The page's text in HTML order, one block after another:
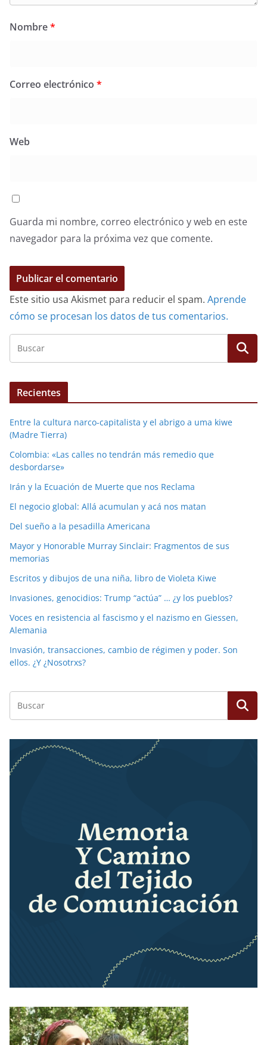
Nombre*
Correo electrónico *
Web
Guarda mi nombre, correo electrónico y web en este
navegador para la próxima vez que comente.
Este sitio usa Akismet para reducir el spam. Aprende
cómo se procesan los datos de tus comentarios.
Recientes
Entre la cultura narco-capitalista y el abrigo a uma kiwe
(Madre Tierra)
Colombia: «Las calles no tendrán más remedio que
desbordarse»
Irán y la Ecuación de Muerte que nos Reclama
El negocio global: Allá acumulan y acá nos matan
Del sueño a la pesadilla Americana
Mayor y Honorable Murray Sinclair: Fragmentos de sus
memorias
Escritos y dibujos de una niña, libro de Violeta Kiwe
Invasiones, genocidios: Trump “actúa” … ¿y los pueblos?
Voces en resistencia al fascismo y el nazismo en Giessen,
Alemania
Invasión, transacciones, cambio de régimen y poder. Son
ellos. ¿Y ¿Nosotrxs?